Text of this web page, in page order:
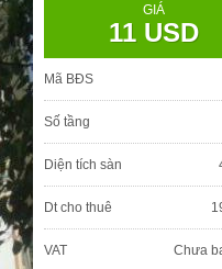
GIÁ
11 USD
Mã BĐS
Số tầng
Diện tích sàn
Dt cho thuê
VAT Chưa